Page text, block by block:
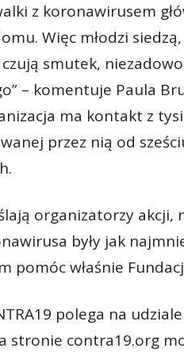
z koronawirusem
Więc młodzi
smutek,
– komentuje Paula
ma kontakt z
przez nią od
organizatorzy
były jak
pomóc właśnie
polega na
stronie contra19.org